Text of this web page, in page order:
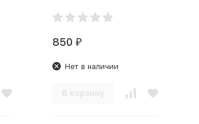
(150 капс)
850 ₽
Нет в наличии
В корзину